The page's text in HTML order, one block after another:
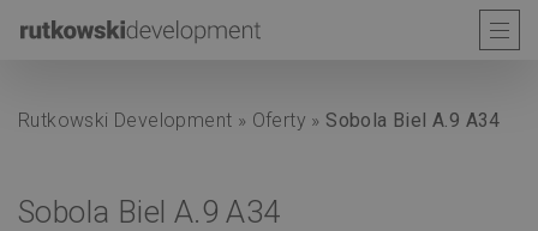
Rutkowski Development » Oferty » Sobola Biel A.9 A34
Sobola Biel A.9 A34